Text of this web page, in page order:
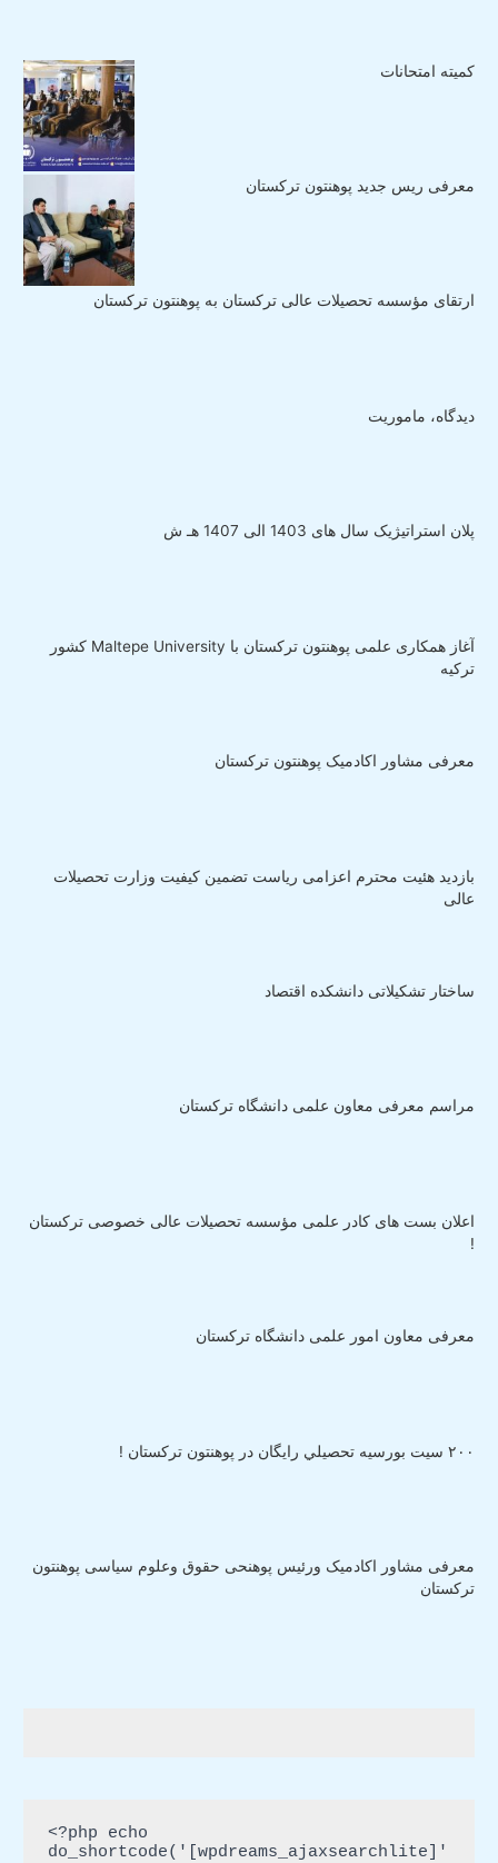
کمیته امتحانات
معرفی ریس جدید پوهنتون ترکستان
ارتقای مؤسسه تحصیلات عالی ترکستان به پوهنتون ترکستان
دیدگاه، ماموریت
پلان استراتیژیک سال های 1403 الی 1407 هـ ش
آغاز همکاری علمی پوهنتون ترکستان با Maltepe University کشور
ترکیه
معرفی مشاور اکادمیک پوهنتون ترکستان
بازدید هئیت محترم اعزامی ریاست تضمین کیفیت وزارت تحصیلات
عالی
ساختار تشکیلاتی دانشکده اقتصاد
مراسم معرفی معاون علمی دانشگاه ترکستان
اعلان بست های کادر علمی مؤسسه تحصیلات عالی خصوصی ترکستان
!
معرفی معاون امور علمی دانشگاه ترکستان
٢٠٠ سيت بورسيه تحصيلي رايگان در پوهنتون ترکستان !
معرفی مشاور اکادمیک ورئیس پوهنحی حقوق وعلوم سیاسی پوهنتون
ترکستان
<?php echo
do_shortcode('[wpdreams_ajaxsearchlite]'